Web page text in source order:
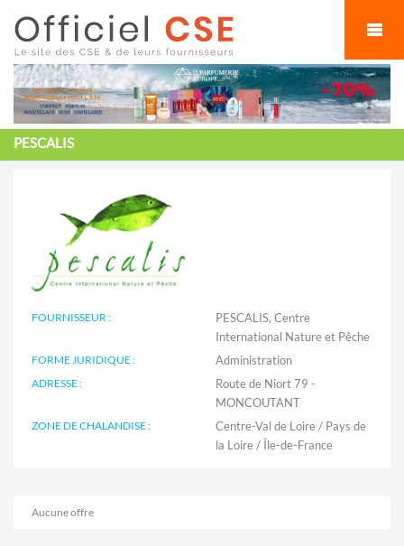
PESCALIS
FOURNISSEUR :
PESCALIS, Centre
International Nature et Pêche
FORME JURIDIQUE : Administration
ADRESSE :
Route de Niort 79 -
MONCOUTANT
ZONE DE CHALANDISE :
Centre-Val de Loire / Pays de
la Loire / Île-de-France
Aucune offre